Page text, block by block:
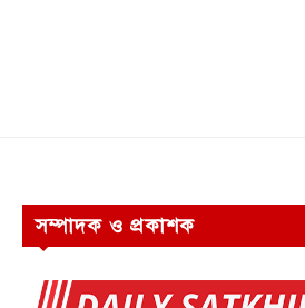
সম্পাদক ও প্রকাশক